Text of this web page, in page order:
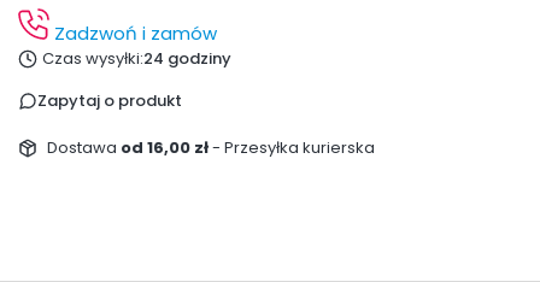
Zadzwoń i zamów
Czas wysyłki:24 godziny
Zapytaj o produkt
Dostawa od 16,00 zł- Przesyłka kurierska